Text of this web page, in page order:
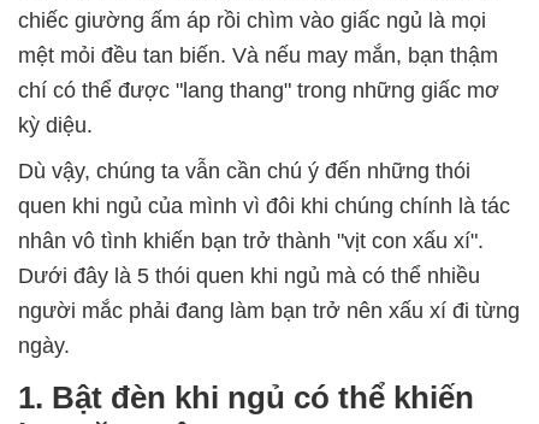
chiếc giường ấm áp rồi chìm vào giấc ngủ là mọi
mệt mỏi đều tan biến. Và nếu may mắn, bạn thậm
chí có thể được "lang thang" trong những giấc mơ
kỳ diệu.
Dù vậy, chúng ta vẫn cần chú ý đến những thói
quen khi ngủ của mình vì đôi khi chúng chính là tác
nhân vô tình khiến bạn trở thành "vịt con xấu xí".
Dưới đây là 5 thói quen khi ngủ mà có thể nhiều
người mắc phải đang làm bạn trở nên xấu xí đi từng
ngày.
1. Bật đèn khi ngủ có thể khiến